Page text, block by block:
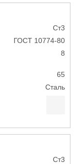
Ст3
ГОСТ 10774-80
8
65
Сталь
Ст3